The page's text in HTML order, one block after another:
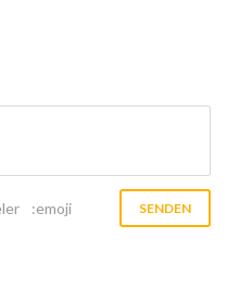
:emoji